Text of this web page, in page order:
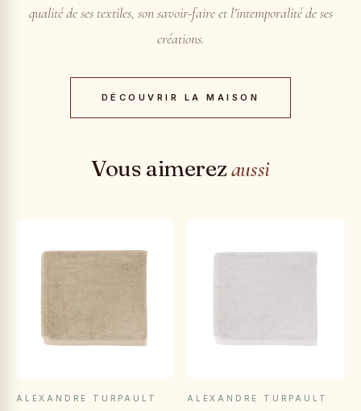
qualité de ses textiles, son savoir-faire et l’intemporalité de ses
créations.
DÉCOUVRIR LA MAISON
Vous aimerezaussi
APERÇU RAPIDE
ALEXANDRE TURPAULT APERÇU RAPIDE
ALEXANDRE TURPAULT